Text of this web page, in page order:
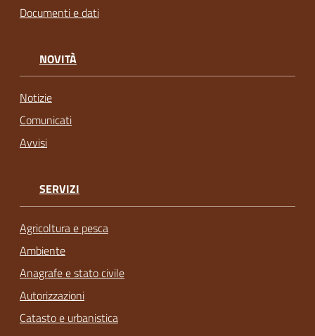
Documenti e dati
NOVITÀ
Notizie
Comunicati
Avvisi
SERVIZI
Agricoltura e pesca
Ambiente
Anagrafe e stato civile
Autorizzazioni
Catasto e urbanistica